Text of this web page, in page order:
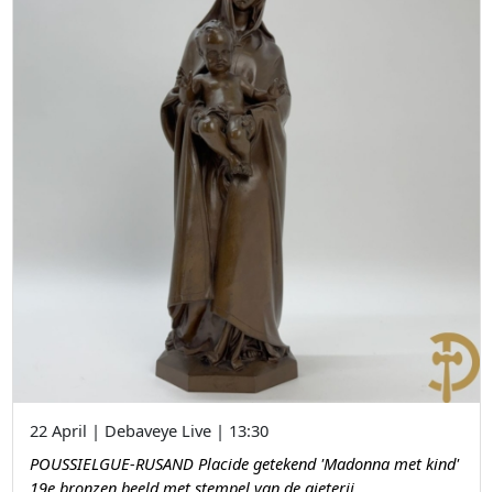
22 April | Debaveye Live | 13:30
POUSSIELGUE-RUSAND Placide getekend 'Madonna met kind'
19e bronzen beeld met stempel van de gieterij